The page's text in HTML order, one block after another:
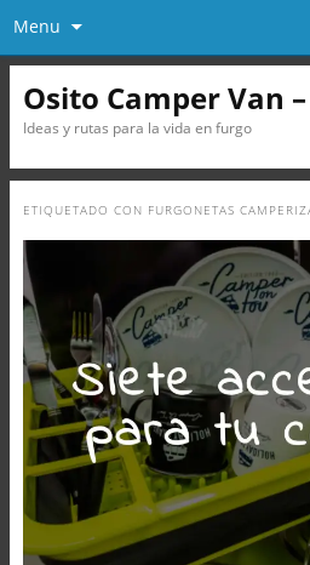
Menu
Osito Camper Van
Ideas y rutas para la vida en furgo
ETIQUETADO CON FURGONETAS